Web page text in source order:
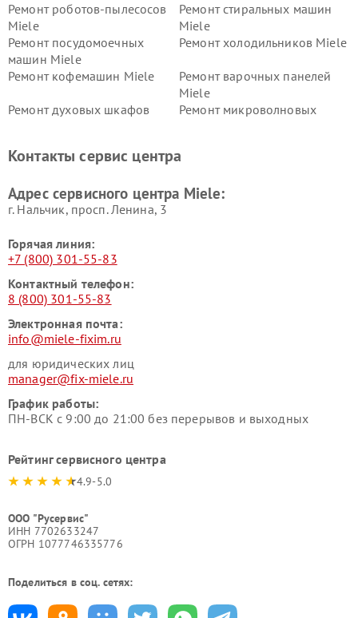
Ремонт роботов-пылесосов
Miele
Ремонт стиральных машин
Miele
Ремонт посудомоечных
машин Miele
Ремонт холодильников Miele
Ремонт кофемашин Miele
Ремонт варочных панелей
Miele
Ремонт духовых шкафов
Ремонт микроволновых
Miele
Miele
пылесосов Miele
Контакты сервис центра
Адрес сервисного центра Miele:
г. Нальчик, просп. Ленина, 3
Горячая линия:
+7 (800) 301-55-83
Контактный телефон:
8 (800) 301-55-83
Электронная почта:
info@miele-fixim.ru
для юридических лиц
manager@fix-miele.ru
График работы:
ПН-ВСК с 9:00 до 21:00 без перерывов и выходных
Рейтинг сервисного центра
4.9-5.0
ООО "Русервис"
ИНН 7702633247
ОГРН 1077746335776
Поделиться в соц. сетях: